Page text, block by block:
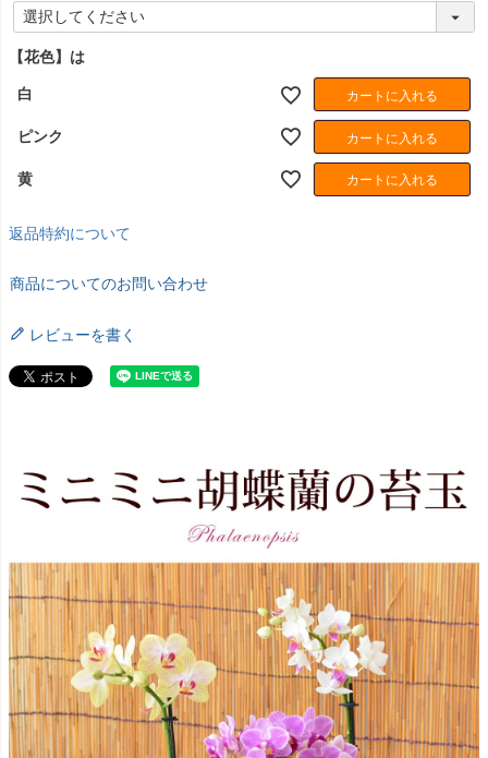
(
必
)
【花色】は
白 カートに入れる
ピンク カートに入れる
黄 カートに入れる
返品特約について
商品についてのお問い合わせ
レビューを書く